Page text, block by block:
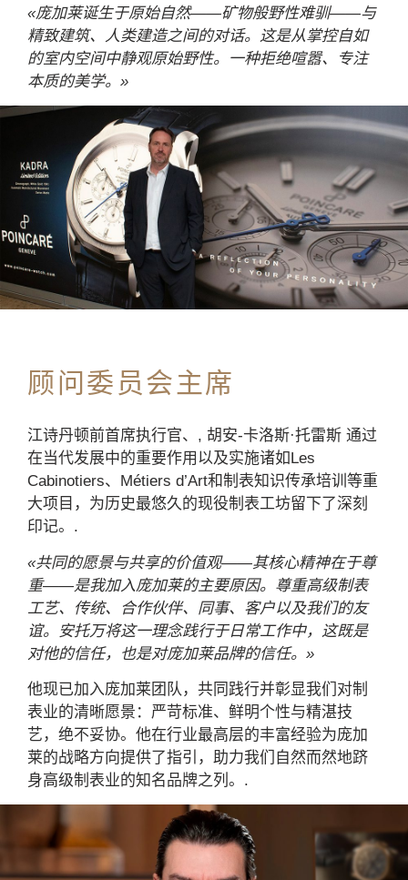
«庞加莱诞生于原始自然——矿物般野性难驯——与
精致建筑、人类建造之间的对话。这是从掌控自如
的室内空间中静观原始野性。一种拒绝喧嚣、专注
本质的美学。»
顾问委员会主席
江诗丹顿前首席执行官、, 胡安-卡洛斯·托雷斯 通过
在当代发展中的重要作用以及实施诸如Les
Cabinotiers、Métiers d’Art和制表知识传承培训等重
大项目，为历史最悠久的现役制表工坊留下了深刻
印记。.
«共同的愿景与共享的价值观——其核心精神在于尊
重——是我加入庞加莱的主要原因。尊重高级制表
工艺、传统、合作伙伴、同事、客户以及我们的友
谊。安托万将这一理念践行于日常工作中，这既是
对他的信任，也是对庞加莱品牌的信任。»
他现已加入庞加莱团队，共同践行并彰显我们对制
表业的清晰愿景：严苛标准、鲜明个性与精湛技
艺，绝不妥协。他在行业最高层的丰富经验为庞加
莱的战略方向提供了指引，助力我们自然而然地跻
身高级制表业的知名品牌之列。.